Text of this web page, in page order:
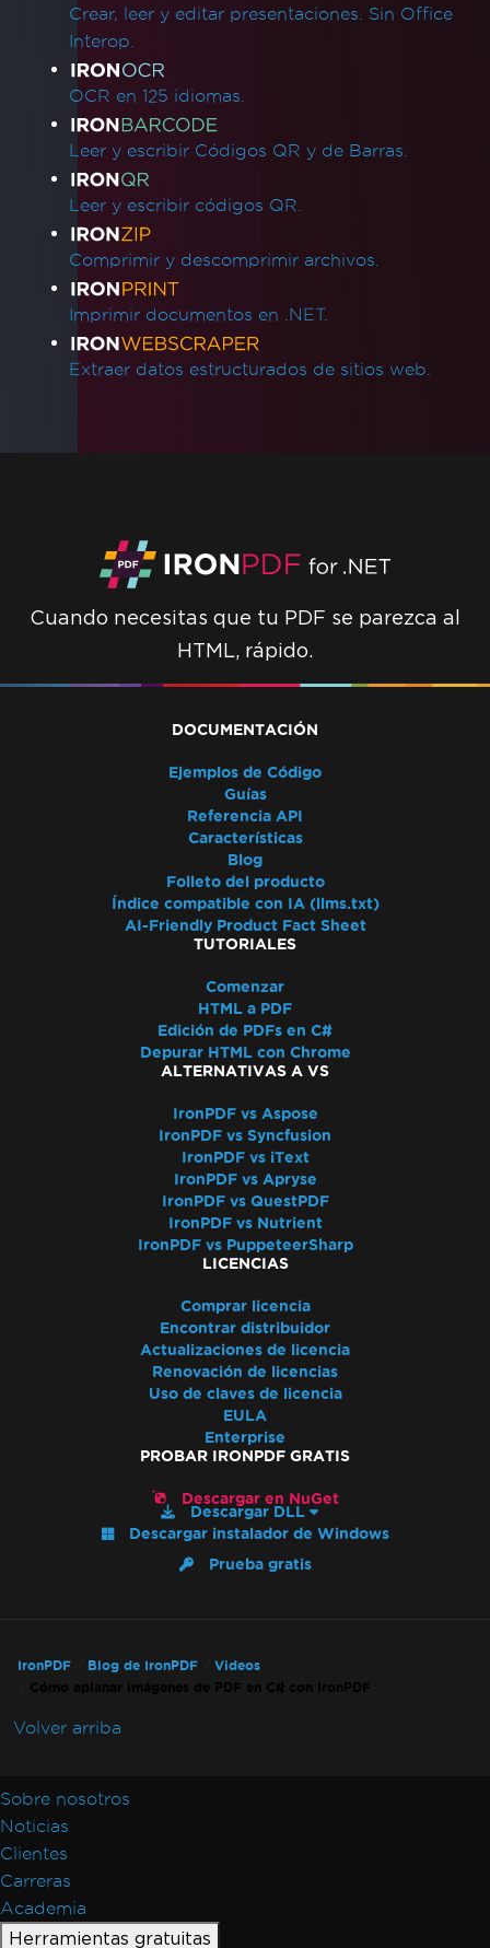
Crear, leer y editar presentaciones. Sin Office
Interop.
OCR en 125 idiomas.
Leer y escribir Códigos QR y de Barras.
Leer y escribir códigos QR.
Comprimir y descomprimir archivos.
Imprimir documentos en .NET.
Extraer datos estructurados de sitios web.
Cuando necesitas que tu PDF se parezca al
HTML, rápido.
DOCUMENTACIÓN
Ejemplos de Código
Guías
Referencia API
Características
Blog
Folleto del producto
Índice compatible con IA (llms.txt)
AI-Friendly Product Fact Sheet
TUTORIALES
Comenzar
HTML a PDF
Edición de PDFs en C#
Depurar HTML con Chrome
ALTERNATIVAS A VS
IronPDF vs Aspose
IronPDF vs Syncfusion
IronPDF vs iText
IronPDF vs Apryse
IronPDF vs QuestPDF
IronPDF vs Nutrient
IronPDF vs PuppeteerSharp
LICENCIAS
Comprar licencia
Encontrar distribuidor
Actualizaciones de licencia
Renovación de licencias
Uso de claves de licencia
EULA
Enterprise
PROBAR IRONPDF GRATIS
Descargar en NuGet
Descargar DLL
Descargar instalador de Windows
Prueba gratis
IronPDF Blog de IronPDF
Videos
Cómo aplanar imágenes de PDF en C# con IronPDF
Volver arriba
Sobre nosotros
Noticias
Clientes
Carreras
Academia
Herramientas gratuitas